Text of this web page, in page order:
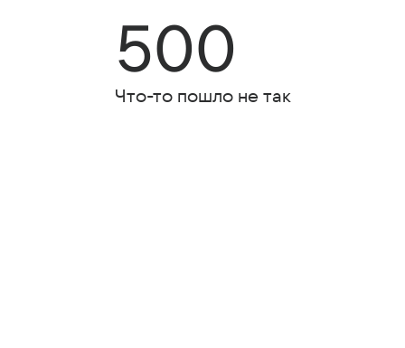
500
Что-то пошло не так